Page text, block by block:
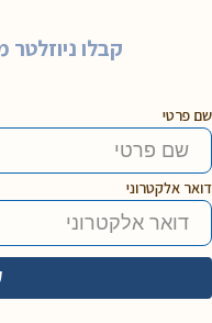
קבלו
שם פרטי
דואר אלקטרוני